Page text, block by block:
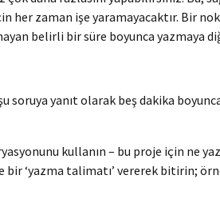
her zaman işe yaramayacaktır. Bir
belirli bir süre boyunca yazmaya
yanıt olarak beş dakika
kullanın – bu proje için ne
‘yazma talimatı’ vererek bitirin;